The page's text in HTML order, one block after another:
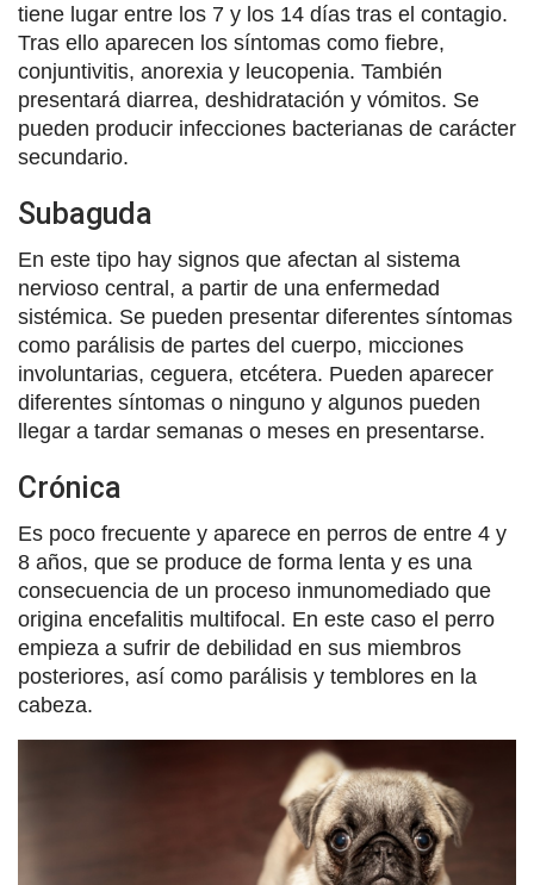
tiene lugar entre los 7 y los 14 días tras el contagio.
Tras ello aparecen los síntomas como fiebre,
conjuntivitis, anorexia y leucopenia. También
presentará diarrea, deshidratación y vómitos. Se
pueden producir infecciones bacterianas de carácter
secundario.
Subaguda
En este tipo hay signos que afectan al sistema
nervioso central, a partir de una enfermedad
sistémica. Se pueden presentar diferentes síntomas
como parálisis de partes del cuerpo, micciones
involuntarias, ceguera, etcétera. Pueden aparecer
diferentes síntomas o ninguno y algunos pueden
llegar a tardar semanas o meses en presentarse.
Crónica
Es poco frecuente y aparece en perros de entre 4 y
8 años, que se produce de forma lenta y es una
consecuencia de un proceso inmunomediado que
origina encefalitis multifocal. En este caso el perro
empieza a sufrir de debilidad en sus miembros
posteriores, así como parálisis y temblores en la
cabeza.